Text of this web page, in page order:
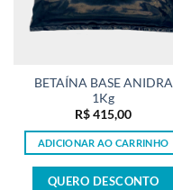
BETAÍNA BASE ANIDRA
1Kg
R$415,00
ADICIONAR AO CARRINHO
QUERO DESCONTO